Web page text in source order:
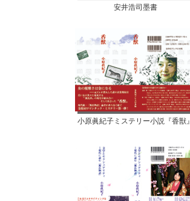
安井浩司墨書
小原眞紀子ミステリー小説『香獣』